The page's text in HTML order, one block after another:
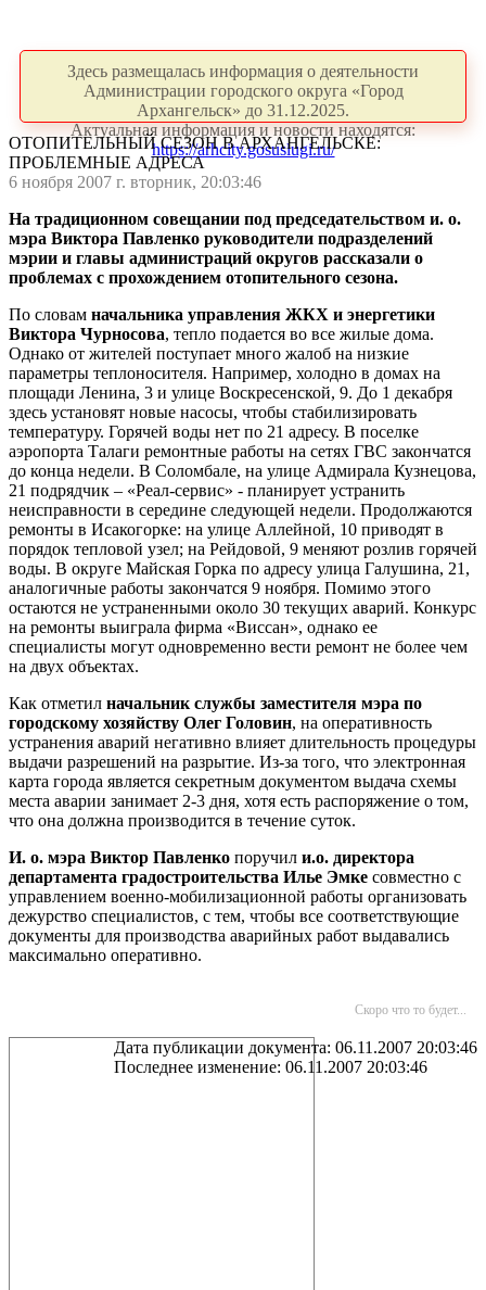
Здесь размещалась информация о деятельности
Администрации городского округа «Город
Архангельск» до 31.12.2025.
Актуальная информация и новости находятся:
https://arhcity.gosuslugi.ru/
ОТОПИТЕЛЬНЫЙ СЕЗОН В АРХАНГЕЛЬСКЕ:
ПРОБЛЕМНЫЕ АДРЕСА
6 ноября 2007 г. вторник, 20:03:46
На традиционном совещании под председательством и. о.
мэра Виктора Павленко руководители подразделений
мэрии и главы администраций округов рассказали о
проблемах с прохождением отопительного сезона.
По словам начальника управления ЖКХ и энергетики
Виктора Чурносова, тепло подается во все жилые дома.
Однако от жителей поступает много жалоб на низкие
параметры теплоносителя. Например, холодно в домах на
площади Ленина, 3 и улице Воскресенской, 9. До 1 декабря
здесь установят новые насосы, чтобы стабилизировать
температуру. Горячей воды нет по 21 адресу. В поселке
аэропорта Талаги ремонтные работы на сетях ГВС закончатся
до конца недели. В Соломбале, на улице Адмирала Кузнецова,
21 подрядчик – «Реал-сервис» - планирует устранить
неисправности в середине следующей недели. Продолжаются
ремонты в Исакогорке: на улице Аллейной, 10 приводят в
порядок тепловой узел; на Рейдовой, 9 меняют розлив горячей
воды. В округе Майская Горка по адресу улица Галушина, 21,
аналогичные работы закончатся 9 ноября. Помимо этого
остаются не устраненными около 30 текущих аварий. Конкурс
на ремонты выиграла фирма «Виссан», однако ее
специалисты могут одновременно вести ремонт не более чем
на двух объектах.
Как отметил начальник службы заместителя мэра по
городскому хозяйству Олег Головин, на оперативность
устранения аварий негативно влияет длительность процедуры
выдачи разрешений на разрытие. Из-за того, что электронная
карта города является секретным документом выдача схемы
места аварии занимает 2-3 дня, хотя есть распоряжение о том,
что она должна производится в течение суток.
И. о. мэра Виктор Павленко поручил и.о. директора
департамента градостроительства Илье Эмке совместно с
управлением военно-мобилизационной работы организовать
дежурство специалистов, с тем, чтобы все соответствующие
документы для производства аварийных работ выдавались
максимально оперативно.
Скоро что то будет...
Дата публикации документа: 06.11.2007 20:03:46
Последнее изменение: 06.11.2007 20:03:46